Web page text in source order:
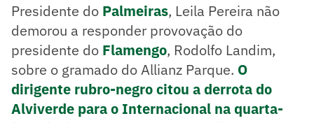
Presidente do Palmeiras, Leila Pereira não
demorou a responder provovação do
presidente do Flamengo, Rodolfo Landim,
sobre o gramado do Allianz Parque. O
dirigente rubro-negro citou a derrota do
Alviverde para o Internacional na quarta-